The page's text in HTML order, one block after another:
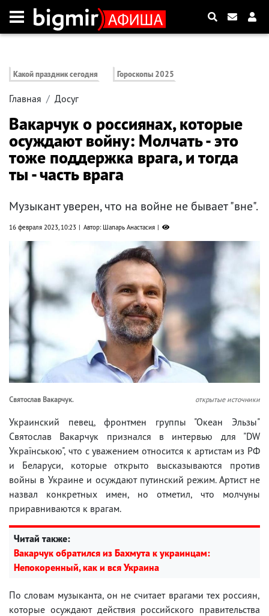
Какой праздник сегодня Гороскопы 2025
Главная Досуг
Вакарчук о россиянах, которые
осуждают войну: Молчать - это
тоже поддержка врага, и тогда
ты - часть врага
Музыкант уверен, что на войне не бывает "вне".
16 февраля 2023, 10:23 Автор: Шапарь Анастасия
Святослав Вакарчук. открытые источники
Украинский певец, фронтмен группы "Океан Эльзы"
Святослав Вакарчук признался в интервью для "DW
Українською", что с уважением относится к артистам из РФ
и Беларуси, которые открыто высказываются против
войны в Украине и осуждают путинский режим. Артист не
назвал конкретных имен, но отметил, что молчуны
приравниваются к врагам.
Читай также:
Вакарчук обратился из Бахмута к украинцам:
Непокоренный, как и вся Украина
По словам музыканта, он не считает врагами тех россиян,
которые осуждают действия российского правительства